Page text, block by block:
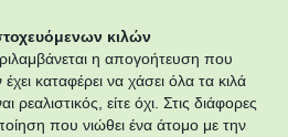
κιλών
η απογοήτευση που
καταφέρει να χάσει όλα τα κιλά
ρεαλιστικός, είτε όχι. Στις διάφορες
που νιώθει ένα άτομο με την